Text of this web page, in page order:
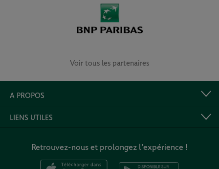
Voir tous les partenaires
A PROPOS
LIENS UTILES
Retrouvez-nous et prolongez l’expérience !